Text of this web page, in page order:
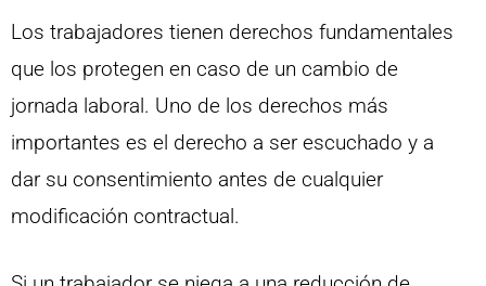
Los trabajadores tienen derechos fundamentales
que los protegen en caso de un cambio de
jornada laboral. Uno de los derechos más
importantes es el derecho a ser escuchado y a
dar su consentimiento antes de cualquier
modificación contractual.